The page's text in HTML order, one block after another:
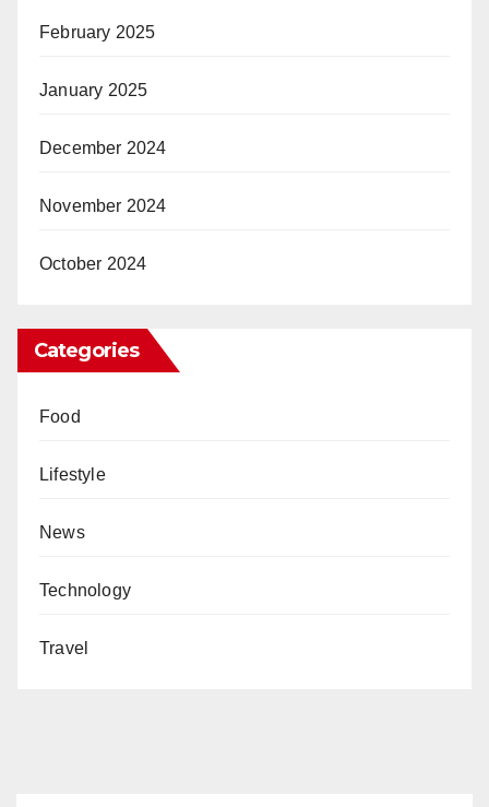
February 2025
January 2025
December 2024
November 2024
October 2024
Categories
Food
Lifestyle
News
Technology
Travel